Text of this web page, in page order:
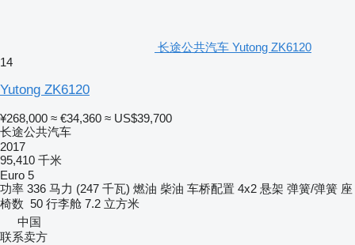
长途公共汽车 Yutong ZK6120
14
Yutong ZK6120
¥268,000 ≈ €34,360 ≈ US$39,700
长途公共汽车
2017
95,410 千米
Euro 5
功率 336 马力 (247 千瓦) 燃油 柴油 车桥配置 4x2 悬架 弹簧/弹簧 座
椅数 50 行李舱 7.2 立方米
中国
联系卖方